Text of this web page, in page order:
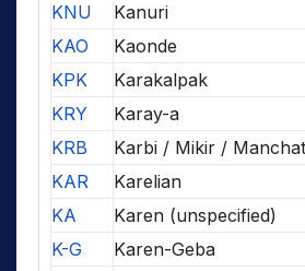
KNU
Kanuri
KAO
Kaonde
KPK
Karakalpak
KRY
Karay-a
KRB
Karbi / Mikir /
KAR
Karelian
KA
Karen (unspecified)
K-G
Karen-Geba